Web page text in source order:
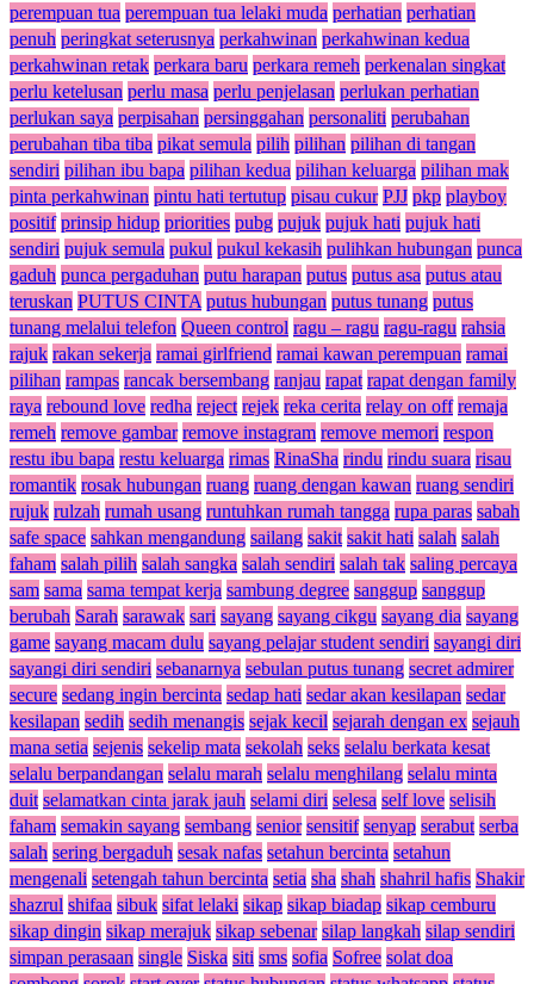
perempuan tua perempuan tua lelaki muda perhatian perhatian
penuh peringkat seterusnya perkahwinan perkahwinan kedua
perkahwinan retak perkara baru perkara remeh perkenalan singkat
perlu ketelusan perlu masa perlu penjelasan perlukan perhatian
perlukan saya perpisahan persinggahan personaliti perubahan
perubahan tiba tiba pikat semula pilih pilihan pilihan di tangan
sendiri pilihan ibu bapa pilihan kedua pilihan keluarga pilihan mak
pinta perkahwinan pintu hati tertutup pisau cukur PJJ pkp playboy
positif prinsip hidup priorities pubg pujuk pujuk hati pujuk hati
sendiri pujuk semula pukul pukul kekasih pulihkan hubungan punca
gaduh punca pergaduhan putu harapan putus putus asa putus atau
teruskan PUTUS CINTA putus hubungan putus tunang putus
tunang melalui telefon Queen control ragu – ragu ragu-ragu rahsia
rajuk rakan sekerja ramai girlfriend ramai kawan perempuan ramai
pilihan rampas rancak bersembang ranjau rapat rapat dengan family
raya rebound love redha reject rejek reka cerita relay on off remaja
remeh remove gambar remove instagram remove memori respon
restu ibu bapa restu keluarga rimas RinaSha rindu rindu suara risau
romantik rosak hubungan ruang ruang dengan kawan ruang sendiri
rujuk rulzah rumah usang runtuhkan rumah tangga rupa paras sabah
safe space sahkan mengandung sailang sakit sakit hati salah salah
faham salah pilih salah sangka salah sendiri salah tak saling percaya
sam sama sama tempat kerja sambung degree sanggup sanggup
berubah Sarah sarawak sari sayang sayang cikgu sayang dia sayang
game sayang macam dulu sayang pelajar student sendiri sayangi diri
sayangi diri sendiri sebanarnya sebulan putus tunang secret admirer
secure sedang ingin bercinta sedap hati sedar akan kesilapan sedar
kesilapan sedih sedih menangis sejak kecil sejarah dengan ex sejauh
mana setia sejenis sekelip mata sekolah seks selalu berkata kesat
selalu berpandangan selalu marah selalu menghilang selalu minta
duit selamatkan cinta jarak jauh selami diri selesa self love selisih
faham semakin sayang sembang senior sensitif senyap serabut serba
salah sering bergaduh sesak nafas setahun bercinta setahun
mengenali setengah tahun bercinta setia sha shah shahril hafis Shakir
shazrul shifaa sibuk sifat lelaki sikap sikap biadap sikap cemburu
sikap dingin sikap merajuk sikap sebenar silap langkah silap sendiri
simpan perasaan single Siska siti sms sofia Sofree solat doa